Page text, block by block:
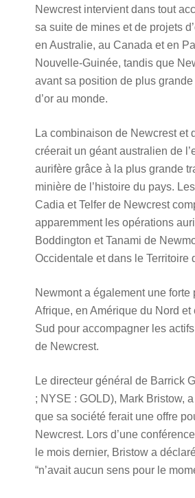
Newcrest intervient dans tout
sa suite de mines et de projets
en Australie, au Canada et en
Nouvelle-Guinée, tandis que
avant sa position de plus
d’or au monde.
La combinaison de Newcrest et
créerait un géant australien de
aurifère grâce à la plus grande
minière de l’histoire du pays.
Cadia et Telfer de Newcrest
apparemment les opérations
Boddington et Tanami de
Occidentale et dans le Territoire
Newmont a également une forte
Afrique, en Amérique du Nord et
Sud pour accompagner les
de Newcrest.
Le directeur général de Barrick
; NYSE : GOLD), Mark Bristow,
que sa société ferait une offre
Newcrest. Lors d’une
le mois dernier, Bristow a
“n’avait aucun sens pour le